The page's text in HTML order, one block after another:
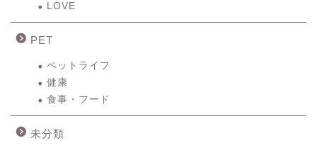
LOVE
PET
ペットライフ
健康
食事・フード
未分類